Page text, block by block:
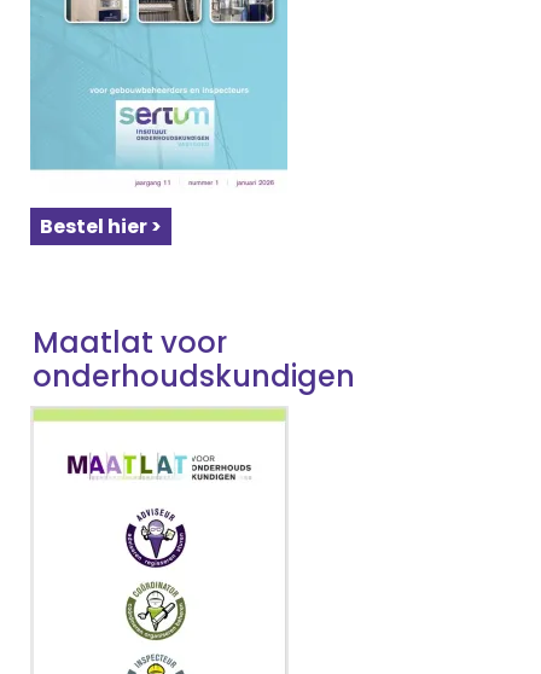
Bestel hier >
Maatlat voor
onderhoudskundigen